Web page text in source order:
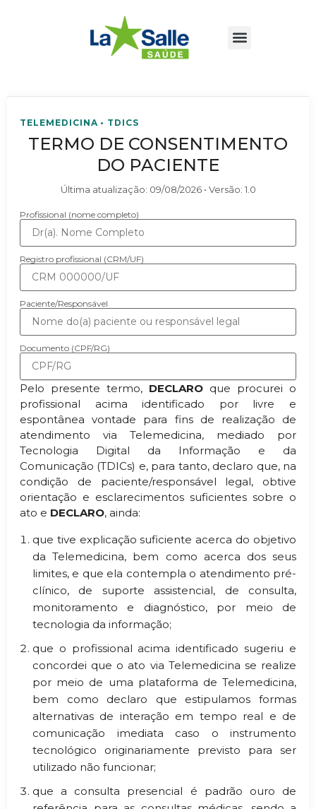
TELEMEDICINA • TDICS
TERMO DE CONSENTIMENTO
DO PACIENTE
Última atualização: 09/08/2026• Versão: 1.0
Profissional (nome completo)
Registro profissional (CRM/UF)
Paciente/Responsável
Documento (CPF/RG)
Pelo presente termo, DECLARO que procurei o
profissional acima identificado por livre e
espontânea vontade para fins de realização de
atendimento via Telemedicina, mediado por
Tecnologia Digital da Informação e da
Comunicação (TDICs) e, para tanto, declaro que, na
condição de paciente/responsável legal, obtive
orientação e esclarecimentos suficientes sobre o
ato e DECLARO, ainda:
que tive explicação suficiente acerca do objetivo
da Telemedicina, bem como acerca dos seus
limites, e que ela contempla o atendimento pré-
clínico, de suporte assistencial, de consulta,
monitoramento e diagnóstico, por meio de
tecnologia da informação;
que o profissional acima identificado sugeriu e
concordei que o ato via Telemedicina se realize
por meio de uma plataforma de Telemedicina,
bem como declaro que estipulamos formas
alternativas de interação em tempo real e de
comunicação imediata caso o instrumento
tecnológico originariamente previsto para ser
utilizado não funcionar;
que a consulta presencial é padrão ouro de